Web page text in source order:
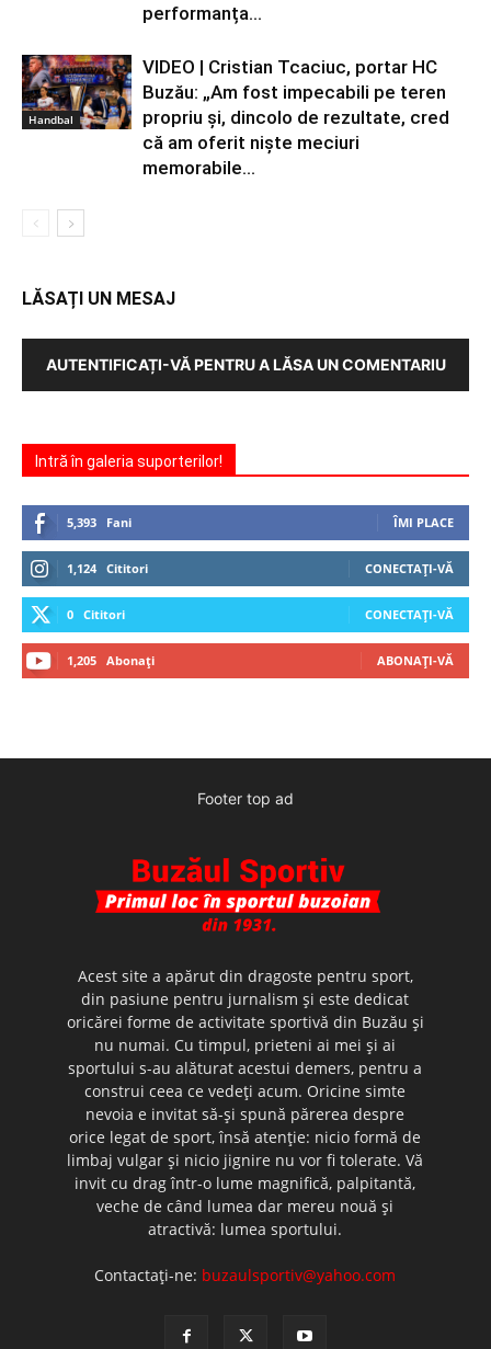
performanța...
Handbal
VIDEO | Cristian Tcaciuc, portar HC
Buzău: „Am fost impecabili pe teren
propriu și, dincolo de rezultate, cred
că am oferit niște meciuri
memorabile...
LĂSAȚI UN MESAJ
AUTENTIFICAȚI-VĂ PENTRU A LĂSA UN COMENTARIU
Intră în galeria suporterilor!
5,393 Fani ÎMI PLACE
1,124 Cititori CONECTAȚI-VĂ
0 Cititori CONECTAȚI-VĂ
1,205 Abonați ABONAȚI-VĂ
Footer top ad
Acest site a apărut din dragoste pentru sport,
din pasiune pentru jurnalism şi este dedicat
oricărei forme de activitate sportivă din Buzău şi
nu numai. Cu timpul, prieteni ai mei şi ai
sportului s-au alăturat acestui demers, pentru a
construi ceea ce vedeţi acum. Oricine simte
nevoia e invitat să-şi spună părerea despre
orice legat de sport, însă atenţie: nicio formă de
limbaj vulgar şi nicio jignire nu vor fi tolerate. Vă
invit cu drag într-o lume magnifică, palpitantă,
veche de când lumea dar mereu nouă şi
atractivă: lumea sportului.
Contactați-ne: buzaulsportiv@yahoo.com